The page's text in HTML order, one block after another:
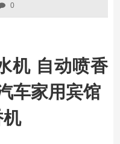
0
机 自动喷香
车家用宾馆